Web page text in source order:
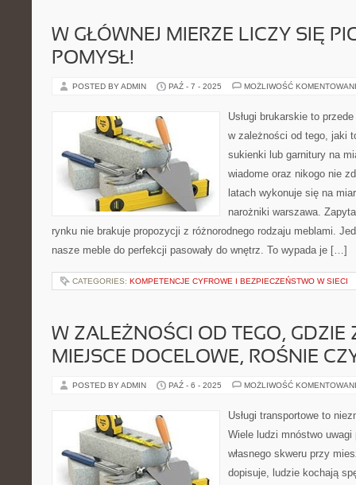
W GŁÓWNEJ MIERZE LICZY SIĘ
POMYSŁ!
POSTED BY ADMIN PAŹ - 7 - 2025 MOŻLIWOŚĆ
Usługi brukarskie to
w zależności od tego, jaki
sukienki lub garnitury na
wiadome oraz nikogo nie
latach wykonuje się na
narożniki warszawa.
rynku nie brakuje propozycji z różnorodnego rodzaju meblami.
nasze meble do perfekcji pasowały do wnętrz. To wypada je […]
CATEGORIES: KOMPETENCJE CYFROWE I BEZPIECZEŃSTWO W SIECI
W ZALEŻNOŚCI OD TEGO, GDZIE
MIEJSCE DOCELOWE, ROŚNIE
POSTED BY ADMIN PAŹ - 6 - 2025 MOŻLIWOŚĆ
Usługi transportowe to
Wiele ludzi mnóstwo
własnego skweru przy
dopisuje, ludzie kochają